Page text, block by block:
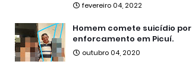
fevereiro 04, 2022
Homem comete suicídio por
enforcamento em Picuí.
outubro 04, 2020